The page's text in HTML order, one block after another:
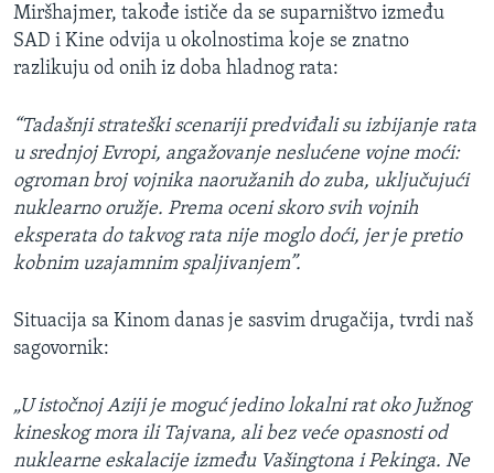
Miršhajmer, takođe ističe da se suparništvo između
SAD i Kine odvija u okolnostima koje se znatno
razlikuju od onih iz doba hladnog rata:
“Tadašnji strateški scenariji predviđali su izbijanje rata
u srednjoj Evropi, angažovanje neslućene vojne moći:
ogroman broj vojnika naoružanih do zuba, uključujući
nuklearno oružje. Prema oceni skoro svih vojnih
eksperata do takvog rata nije moglo doći, jer je pretio
kobnim uzajamnim spaljivanjem”.
Situacija sa Kinom danas je sasvim drugačija, tvrdi naš
sagovornik:
„U istočnoj Aziji je moguć jedino lokalni rat oko Južnog
kineskog mora ili Tajvana, ali bez veće opasnosti od
nuklearne eskalacije između Vašingtona i Pekinga. Ne